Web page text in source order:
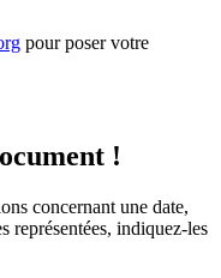
pour poser votre
!
concernant une date,
représentées, indiquez-les